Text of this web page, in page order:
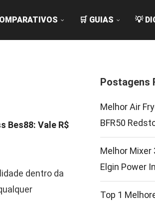
🛒 GUIAS 💡
Bes88: Vale R$
dentro da
Postagens
Melhor Air
BFR50
Melhor Mixer
Elgin Power
Top 1